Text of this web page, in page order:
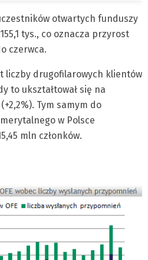
otwartych funduszy
tys., co oznacza przyrost
czerwca.
liczby drugofilarowych klientów
to ukształtował się na
Tym samym do
w Polsce
mln członków.